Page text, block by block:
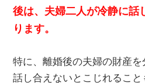
後は、夫婦二人が冷静に話
ります。
特に、離婚後の夫婦の財産
話し合えないとこじれること